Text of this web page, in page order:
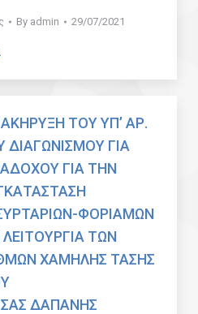
By admin 29/07/2021
ΤΟΥ ΥΠ’ ΑΡ.
ΔΙΑΓΩΝΙΣΜΟΥ ΓΙΑ
ΓΙΑ ΤΗΝ
ΦΟΡΙΑΜΩΝ
ΤΩΝ
ΧΑΜΗΛΗΣ ΤΑΣΗΣ
ΔΑΠΑΝΗΣ